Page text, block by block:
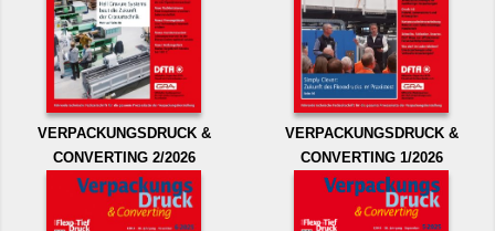
VERPACKUNGSDRUCK &
CONVERTING 2/2026
VERPACKUNGSDRUCK &
CONVERTING 1/2026